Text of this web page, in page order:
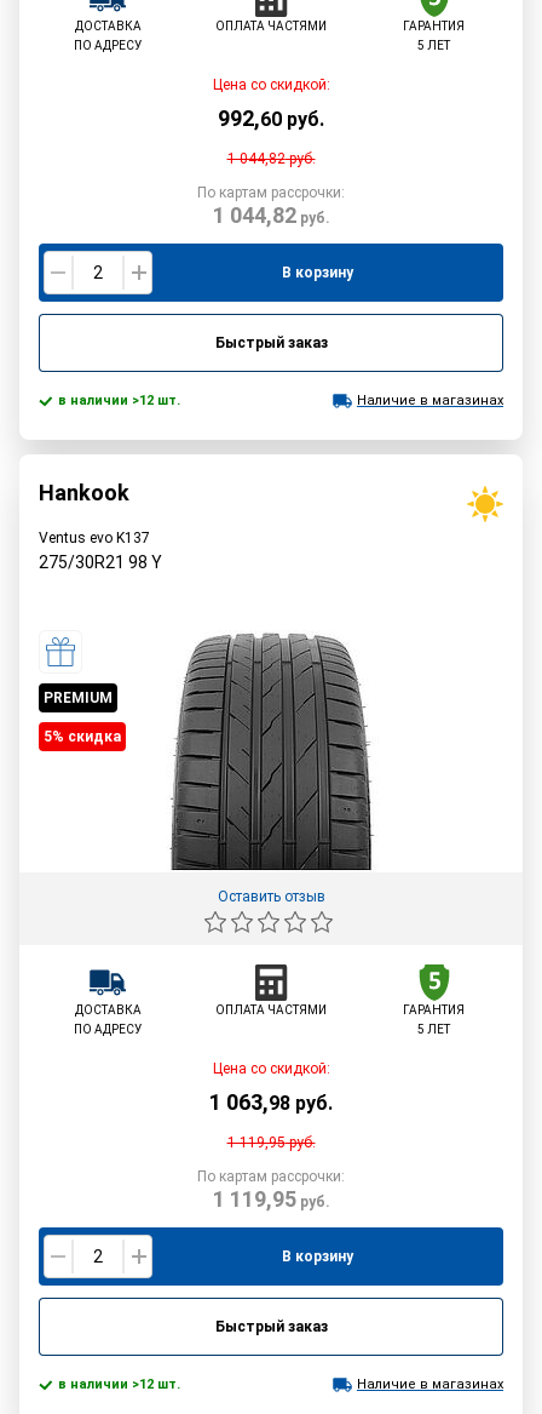
ДОСТАВКА
ПО АДРЕСУ
ОПЛАТА ЧАСТЯМИ
ГАРАНТИЯ
5 ЛЕТ
Цена со скидкой:
992,60 руб.
1 044,82руб.
По картам рассрочки:
1 044,82руб.
В корзину
Быстрый заказ
в наличии >12 шт. Наличие в магазинах
Hankook
Ventus evo K137
275/30R21 98 Y
PREMIUM
5% cкидка
Оставить отзыв
ДОСТАВКА
ПО АДРЕСУ
ОПЛАТА ЧАСТЯМИ
ГАРАНТИЯ
5 ЛЕТ
Цена со скидкой:
1 063,98 руб.
1 119,95руб.
По картам рассрочки:
1 119,95руб.
В корзину
Быстрый заказ
в наличии >12 шт. Наличие в магазинах